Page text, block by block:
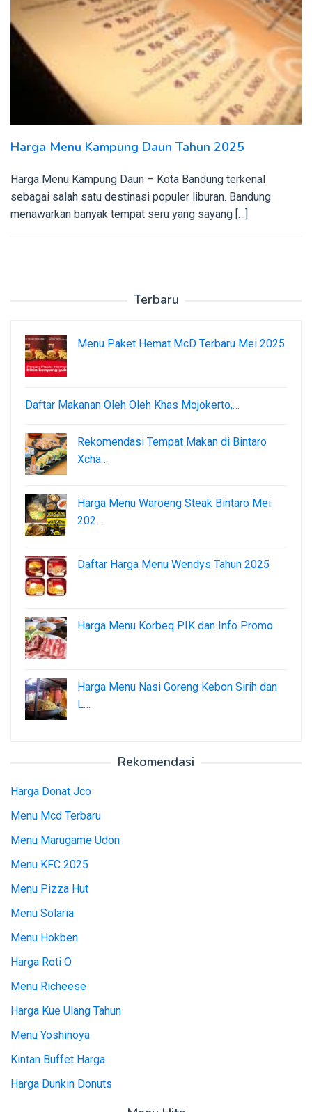
Harga Menu Kampung Daun Tahun 2025
Harga Menu Kampung Daun – Kota Bandung terkenal
sebagai salah satu destinasi populer liburan. Bandung
menawarkan banyak tempat seru yang sayang […]
Terbaru
Menu Paket Hemat McD Terbaru Mei 2025
Daftar Makanan Oleh Oleh Khas Mojokerto,…
Rekomendasi Tempat Makan di Bintaro
Xcha…
Harga Menu Waroeng Steak Bintaro Mei
202…
Daftar Harga Menu Wendys Tahun 2025
Harga Menu Korbeq PIK dan Info Promo
Harga Menu Nasi Goreng Kebon Sirih dan
L…
Rekomendasi
Harga Donat Jco
Menu Mcd Terbaru
Menu Marugame Udon
Menu KFC 2025
Menu Pizza Hut
Menu Solaria
Menu Hokben
Harga Roti O
Menu Richeese
Harga Kue Ulang Tahun
Menu Yoshinoya
Kintan Buffet Harga
Harga Dunkin Donuts